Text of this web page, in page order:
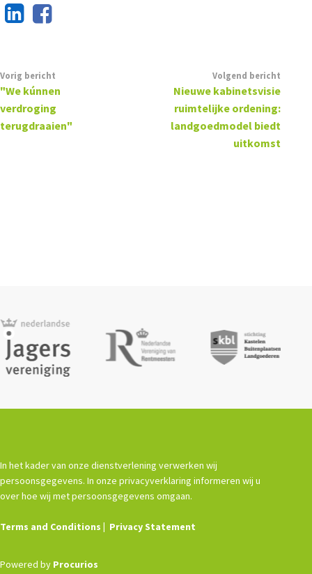
Vorig bericht
"We kúnnen
verdroging
terugdraaien"
Volgend bericht
Nieuwe kabinetsvisie
ruimtelijke ordening:
landgoedmodel biedt
uitkomst
In het kader van onze dienstverlening verwerken wij
persoonsgegevens. In onze privacyverklaring informeren wij u
over hoe wij met persoonsgegevens omgaan.
Terms and Conditions Privacy Statement
Powered by Procurios